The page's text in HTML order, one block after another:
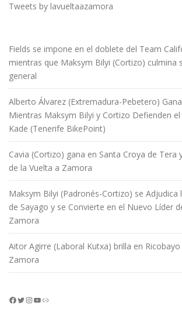
Tweets by lavueltaazamora
Fields se impone en el doblete del Team
mientras que Maksym Bilyi (Cortizo) culmina
general
Alberto Álvarez (Extremadura-Pebetero)
Mientras Maksym Bilyi y Cortizo Defienden
Kade (Tenerife BikePoint)
Cavia (Cortizo) gana en Santa Croya de Tera
de la Vuelta a Zamora
Maksym Bilyi (Padronés-Cortizo) se Adjudica
de Sayago y se Convierte en el Nuevo Líder
Zamora
Aitor Agirre (Laboral Kutxa) brilla en
Zamora
Facebook Twitter InstagramYouTube Enlace